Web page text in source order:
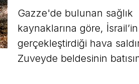
Gazze'de bulunan sağlık
kaynaklarına göre, İsrail’in
gerçekleştirdiği hava
Zuveyde beldesinin